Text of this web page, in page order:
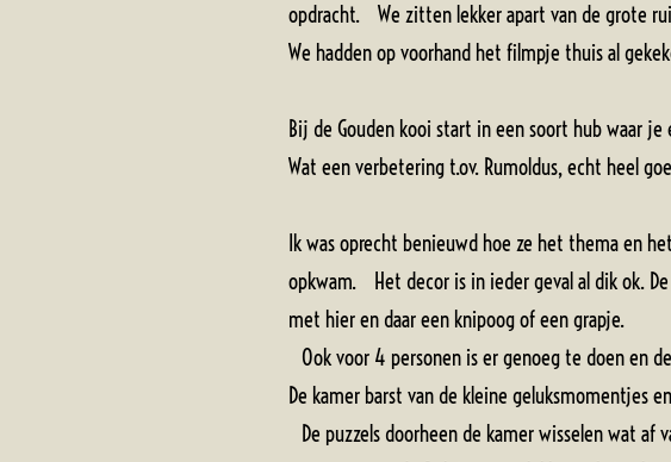
opdracht. We zitten lekker apart van de grote
We hadden op voorhand het filmpje thuis al
Bij de Gouden kooi start in een soort hub waar
Wat een verbetering t.ov. Rumoldus, echt heel
Ik was oprecht benieuwd hoe ze het thema en
opkwam. Het decor is in ieder geval al dik ok.
met hier en daar een knipoog of een grapje.
Ook voor 4 personen is er genoeg te doen en
De kamer barst van de kleine
De puzzels doorheen de kamer wisselen wat